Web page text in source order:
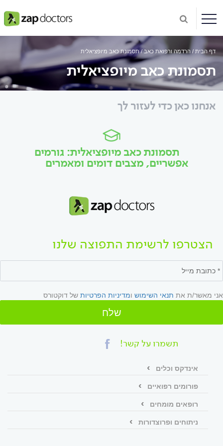
דף הבית הרדמה ורפואת כאב תסמונת כאב מיופציאלית
תסמונת כאב מיופציאלית
אנחנו כאן כדי לעזור לך
תסמונת כאב מיופציאלית: גורמים
אפשריים, מצבים דומים ומאמרים
הצטרפו לרשימת התפוצה שלנו
אני מאשר/ת את תנאי השימוש ומדיניות הפרטיות של דוקטורס
שלח
תשמרו על קשר!
אינדקס וכלים
פורומים רפואיים
רופאים מומחים
ניתוחים ופרוצדורות